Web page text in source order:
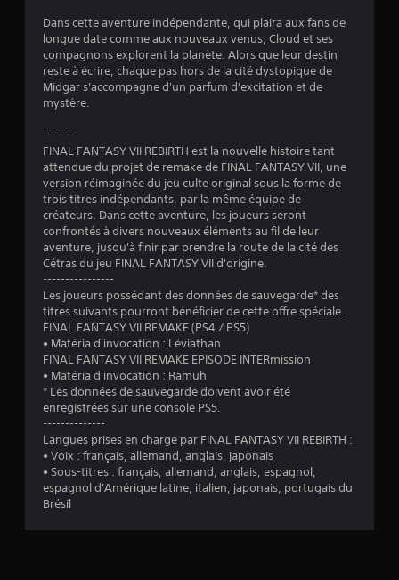
r
5
2
3
6
a
)
Dans cette aventure indépendante, qui plaira aux fans de
longue date comme aux nouveaux venus, Cloud et ses
compagnons explorent la planète. Alors que leur destin
reste à écrire, chaque pas hors de la cité dystopique de
Midgar s'accompagne d'un parfum d'excitation et de
mystère.
--------
FINAL FANTASY VII REBIRTH est la nouvelle histoire tant
attendue du projet de remake de FINAL FANTASY VII, une
version réimaginée du jeu culte original sous la forme de
trois titres indépendants, par la même équipe de
créateurs. Dans cette aventure, les joueurs seront
confrontés à divers nouveaux éléments au fil de leur
aventure, jusqu'à finir par prendre la route de la cité des
Cétras du jeu FINAL FANTASY VII d'origine.
----------------
Les joueurs possédant des données de sauvegarde* des
titres suivants pourront bénéficier de cette offre spéciale.
FINAL FANTASY VII REMAKE (PS4 / PS5)
• Matéria d'invocation : Léviathan
FINAL FANTASY VII REMAKE EPISODE INTERmission
• Matéria d'invocation : Ramuh
* Les données de sauvegarde doivent avoir été
enregistrées sur une console PS5.
--------------
Langues prises en charge par FINAL FANTASY VII REBIRTH :
• Voix : français, allemand, anglais, japonais
• Sous-titres : français, allemand, anglais, espagnol,
espagnol d'Amérique latine, italien, japonais, portugais du
Brésil